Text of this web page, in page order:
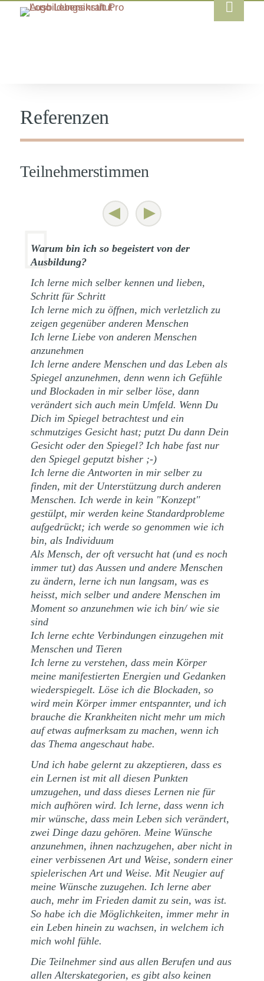
Referenzen
Teilnehmerstimmen
Warum bin ich so begeistert von der
Ausbildung?
Ich lerne mich selber kennen und lieben,
Schritt für Schritt
Ich lerne mich zu öffnen, mich verletzlich zu
zeigen gegenüber anderen Menschen
Ich lerne Liebe von anderen Menschen
anzunehmen
Ich lerne andere Menschen und das Leben als
Spiegel anzunehmen, denn wenn ich Gefühle
und Blockaden in mir selber löse, dann
verändert sich auch mein Umfeld. Wenn Du
Dich im Spiegel betrachtest und ein
schmutziges Gesicht hast; putzt Du dann Dein
Gesicht oder den Spiegel? Ich habe fast nur
den Spiegel geputzt bisher ;-)
Ich lerne die Antworten in mir selber zu
finden, mit der Unterstützung durch anderen
Menschen. Ich werde in kein "Konzept"
gestülpt, mir werden keine Standardprobleme
aufgedrückt; ich werde so genommen wie ich
bin, als Individuum
Als Mensch, der oft versucht hat (und es noch
immer tut) das Aussen und andere Menschen
zu ändern, lerne ich nun langsam, was es
heisst, mich selber und andere Menschen im
Moment so anzunehmen wie ich bin/ wie sie
sind
Ich lerne echte Verbindungen einzugehen mit
Menschen und Tieren
Ich lerne zu verstehen, dass mein Körper
meine manifestierten Energien und Gedanken
wiederspiegelt. Löse ich die Blockaden, so
wird mein Körper immer entspannter, und ich
brauche die Krankheiten nicht mehr um mich
auf etwas aufmerksam zu machen, wenn ich
das Thema angeschaut habe.
Und ich habe gelernt zu akzeptieren, dass es
ein Lernen ist mit all diesen Punkten
umzugehen, und dass dieses Lernen nie für
mich aufhören wird. Ich lerne, dass wenn ich
mir wünsche, dass mein Leben sich verändert,
zwei Dinge dazu gehören. Meine Wünsche
anzunehmen, ihnen nachzugehen, aber nicht in
einer verbissenen Art und Weise, sondern einer
spielerischen Art und Weise. Mit Neugier auf
meine Wünsche zuzugehen. Ich lerne aber
auch, mehr im Frieden damit zu sein, was ist.
So habe ich die Möglichkeiten, immer mehr in
ein Leben hinein zu wachsen, in welchem ich
mich wohl fühle.
Die Teilnehmer sind aus allen Berufen und aus
allen Alterskategorien, es gibt also keinen